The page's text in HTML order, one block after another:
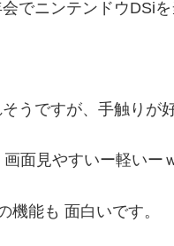
でニンテンドウDSiを
うですが、手触りが
面見やすいー軽いー
機能も 面白いです。